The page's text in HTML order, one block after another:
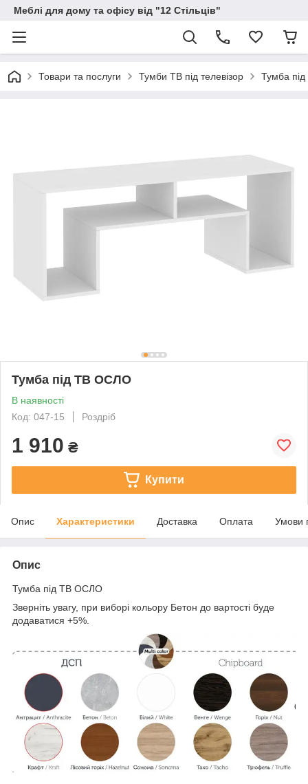
Меблі для дому та офісу від "12 Стільців"
Товари та послуги Тумби ТВ під телевізор Тумба
Тумба під ТВ ОСЛО
В наявності
Код: 047-15
Роздріб
1 910 ₴
Купити
Опис Характеристики Доставка Оплата Умови
Опис
Тумба під ТВ ОСЛО
Зверніть увагу, при виборі кольору Бетон до вартості буде
додаватися +5%.